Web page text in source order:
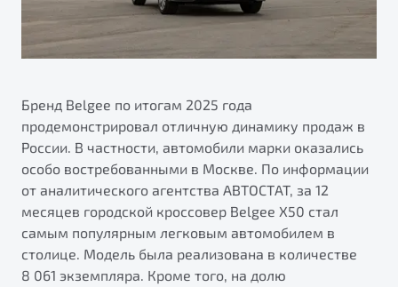
Элегантный и практичный седан
от 1 699 990 ₽*
Обзор В наличии
Узнайте о специальных выгодах при покупке
автомобиля Belgee
Подробно
Клиентская поддержка
Помощь на дорогах
Бренд Belgee по итогам 2025 года
продемонстрировал отличную динамику продаж в
России. В частности, автомобили марки оказались
особо востребованными в Москве. По информации
от аналитического агентства АВТОСТАТ, за 12
месяцев городской кроссовер Belgee X50 стал
самым популярным легковым автомобилем в
столице. Модель была реализована в количестве
8 061 экземпляра. Кроме того, на долю